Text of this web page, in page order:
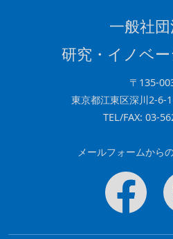
一般社
研究・イノベ
〒135-
東京都江東区深川2-6-
TEL/FAX: 03-
メールフォームから